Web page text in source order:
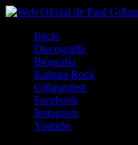
Inicio
Discografía
Biografía
Kultura Rock
Gillmanfest
Facebook
Instagram
Youtube